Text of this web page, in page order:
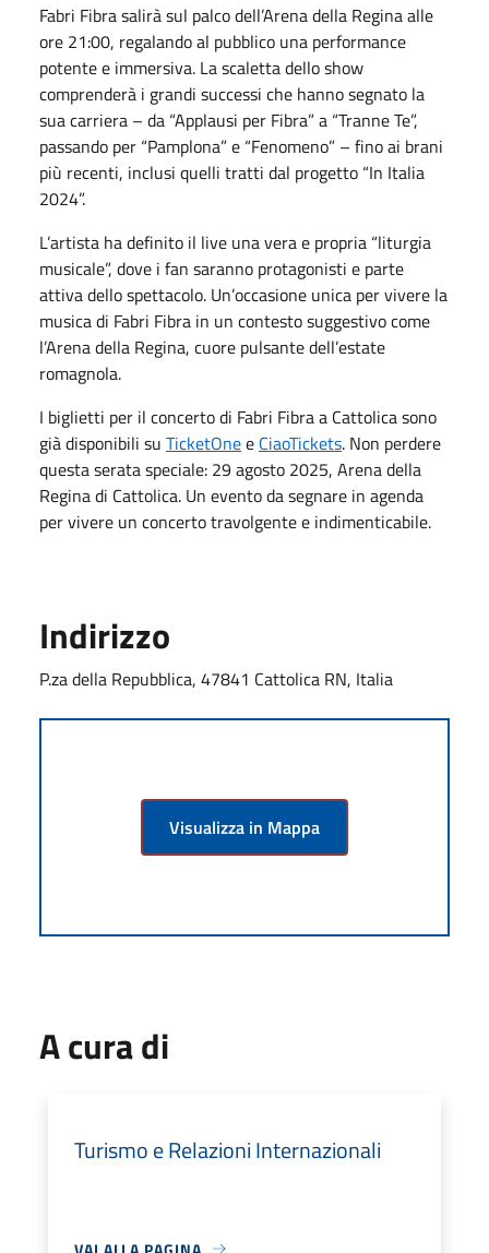
Fabri Fibra salirà sul palco dell’Arena della Regina alle
ore 21:00, regalando al pubblico una performance
potente e immersiva. La scaletta dello show
comprenderà i grandi successi che hanno segnato la
sua carriera – da “Applausi per Fibra” a “Tranne Te”,
passando per “Pamplona” e “Fenomeno” – fino ai brani
più recenti, inclusi quelli tratti dal progetto “In Italia
2024”.
L’artista ha definito il live una vera e propria “liturgia
musicale”, dove i fan saranno protagonisti e parte
attiva dello spettacolo. Un’occasione unica per vivere la
musica di Fabri Fibra in un contesto suggestivo come
l’Arena della Regina, cuore pulsante dell’estate
romagnola.
I biglietti per il concerto di Fabri Fibra a Cattolica sono
già disponibili su TicketOnee CiaoTickets. Non perdere
questa serata speciale: 29 agosto 2025, Arena della
Regina di Cattolica. Un evento da segnare in agenda
per vivere un concerto travolgente e indimenticabile.
Indirizzo
P.za della Repubblica, 47841 Cattolica RN, Italia
Visualizza in Mappa
A cura di
Turismo e Relazioni Internazionali